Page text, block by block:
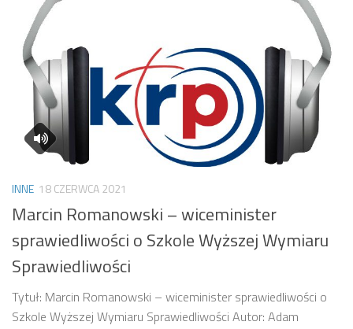
INNE 18 CZERWCA 2021
Marcin Romanowski – wiceminister
sprawiedliwości o Szkole Wyższej Wymiaru
Sprawiedliwości
Tytuł: Marcin Romanowski – wiceminister sprawiedliwości o
Szkole Wyższej Wymiaru Sprawiedliwości Autor: Adam